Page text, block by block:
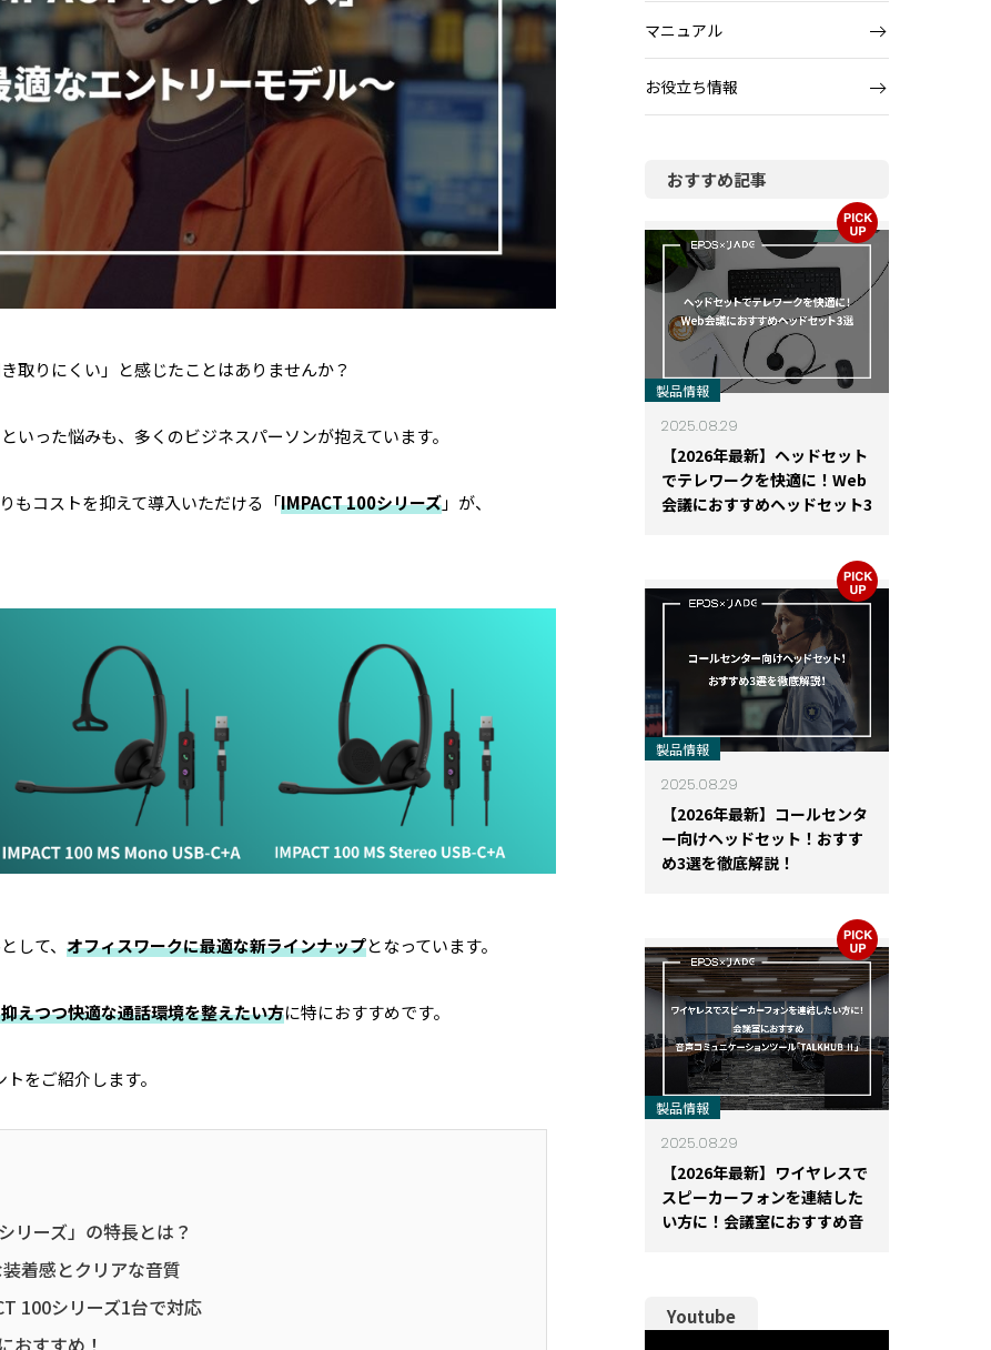
取りにくい」と感じたことはありませんか？
った悩みも、多くのビジネスパーソンが抱えています。
もコストを抑えて導入いただける「IMPACT 100シリーズ」が、
して、 オフィスワークに最適な新ラインナップとなっています。
えつつ快適な通話環境を整えたい方に特におすすめです。
をご紹介します。
リーズ」の特長とは？
着感とクリアな音質
100シリーズ1台で対応
おすすめ！
マニュアル
お役立ち情報
おすすめ記事
製品情報
2025.08.29
【2026年最新】ヘッドセット
でテレワークを快適に！Web
会議におすすめヘッドセット3
製品情報
2025.08.29
【2026年最新】コールセンタ
ー向けヘッドセット！おすす
め3選を徹底解説！
製品情報
2025.08.29
【2026年最新】ワイヤレスで
スピーカーフォンを連結した
い方に！会議室におすすめ音
Youtube